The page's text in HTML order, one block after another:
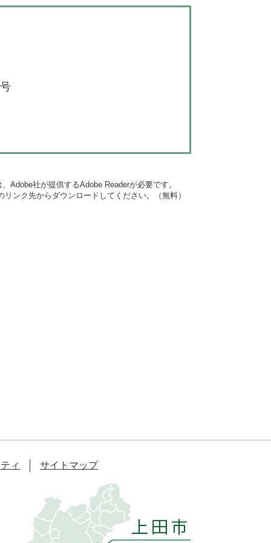
Adobe社が提供するAdobe Readerが必要です。
ンク先からダウンロードしてください。（無料）
ィ サイトマップ